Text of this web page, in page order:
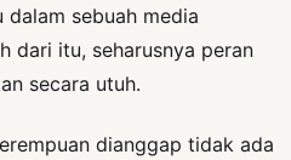
sebuah media
dari itu, seharusnya peran
secara utuh.
dianggap tidak ada